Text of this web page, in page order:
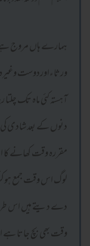
ہمارے ہاں مروج
ورثاءاوردوست
آہستہ کئی ماہ تک
دنوں کے بعدشادی
مقررہ وقت کھانے
لوگ اس وقت جمع
دے دیتے ہیں اس
وقت بھی بچ جاتا